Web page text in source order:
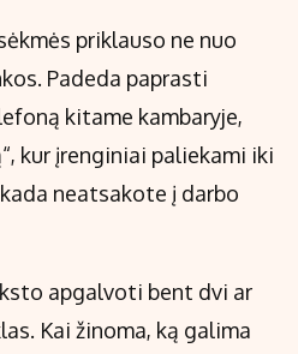
priklauso ne nuo
Padeda paprasti
kitame kambaryje,
kur įrenginiai paliekami iki
neatsakote į darbo
apgalvoti bent dvi ar
Kai žinoma, ką galima